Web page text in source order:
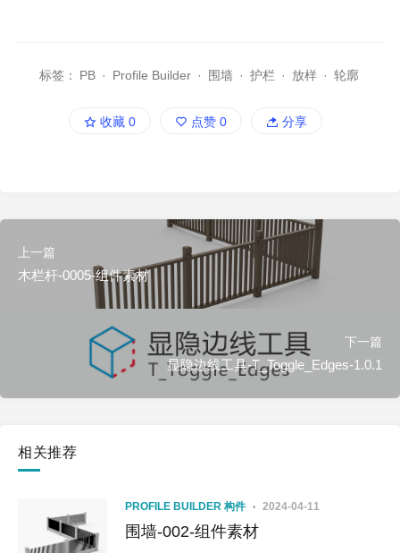
标签： PB · Profile Builder · 围墙 · 护栏 · 放样 · 轮廓
收藏 0 点赞 0 分享
上一篇
木栏杆-0005-组件素材
下一篇
显隐边线工具-T_Toggle_Edges-1.0.1
相关推荐
PROFILE BUILDER 构件 2024-04-11
围墙-002-组件素材